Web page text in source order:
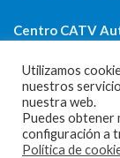
Centro CATV
Utilizamos
nuestros
nuestra web.
Puedes obtener
configuración a
Política de